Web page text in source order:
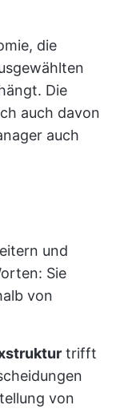
die
Die
auch davon
auch
und
Sie
von
trifft
von